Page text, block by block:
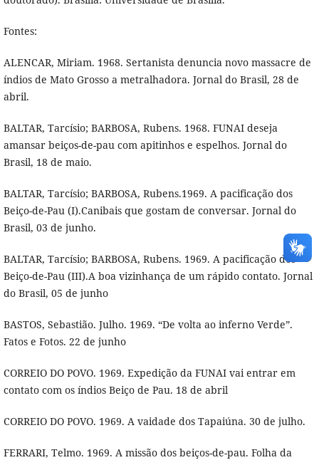
Fontes:
ALENCAR, Miriam. 1968. Sertanista denuncia novo massacre de
índios de Mato Grosso a metralhadora. Jornal do Brasil, 28 de
abril.
BALTAR, Tarcísio; BARBOSA, Rubens. 1968. FUNAI deseja
amansar beiços-de-pau com apitinhos e espelhos. Jornal do
Brasil, 18 de maio.
BALTAR, Tarcísio; BARBOSA, Rubens.1969. A pacificação dos
Beiço-de-Pau (I).Canibais que gostam de conversar. Jornal do
Brasil, 03 de junho.
BALTAR, Tarcísio; BARBOSA, Rubens. 1969. A pacificação dos
Beiço-de-Pau (III).A boa vizinhança de um rápido contato. Jornal
do Brasil, 05 de junho
BASTOS, Sebastião. Julho. 1969. “De volta ao inferno Verde”.
Fatos e Fotos. 22 de junho
CORREIO DO POVO. 1969. Expedição da FUNAI vai entrar em
contato com os índios Beiço de Pau. 18 de abril
CORREIO DO POVO. 1969. A vaidade dos Tapaiúna. 30 de julho.
FERRARI, Telmo. 1969. A missão dos beiços-de-pau. Folha da